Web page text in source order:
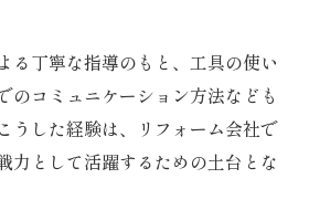
る丁寧な指導のもと、工具の使い
のコミュニケーション方法なども
うした経験は、リフォーム会社で
力として活躍するための土台とな